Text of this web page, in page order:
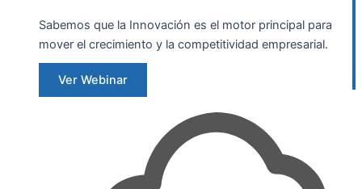
Sabemos que la Innovación es el motor principal para
mover el crecimiento y la competitividad empresarial.
Ver Webinar